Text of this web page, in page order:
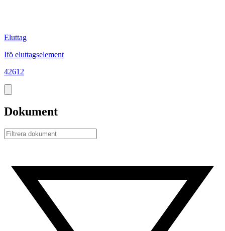
Eluttag
Ifö eluttagselement
42612
Dokument